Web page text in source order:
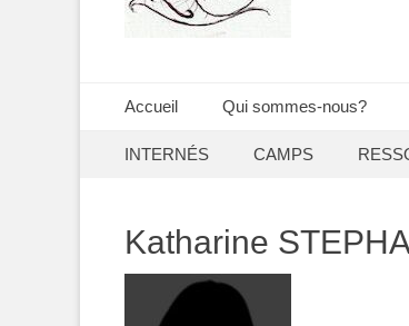
Menu principal
Accueil Qui sommes-nous?
Menu secondaire
INTERNÉS CAMPS
Katharine